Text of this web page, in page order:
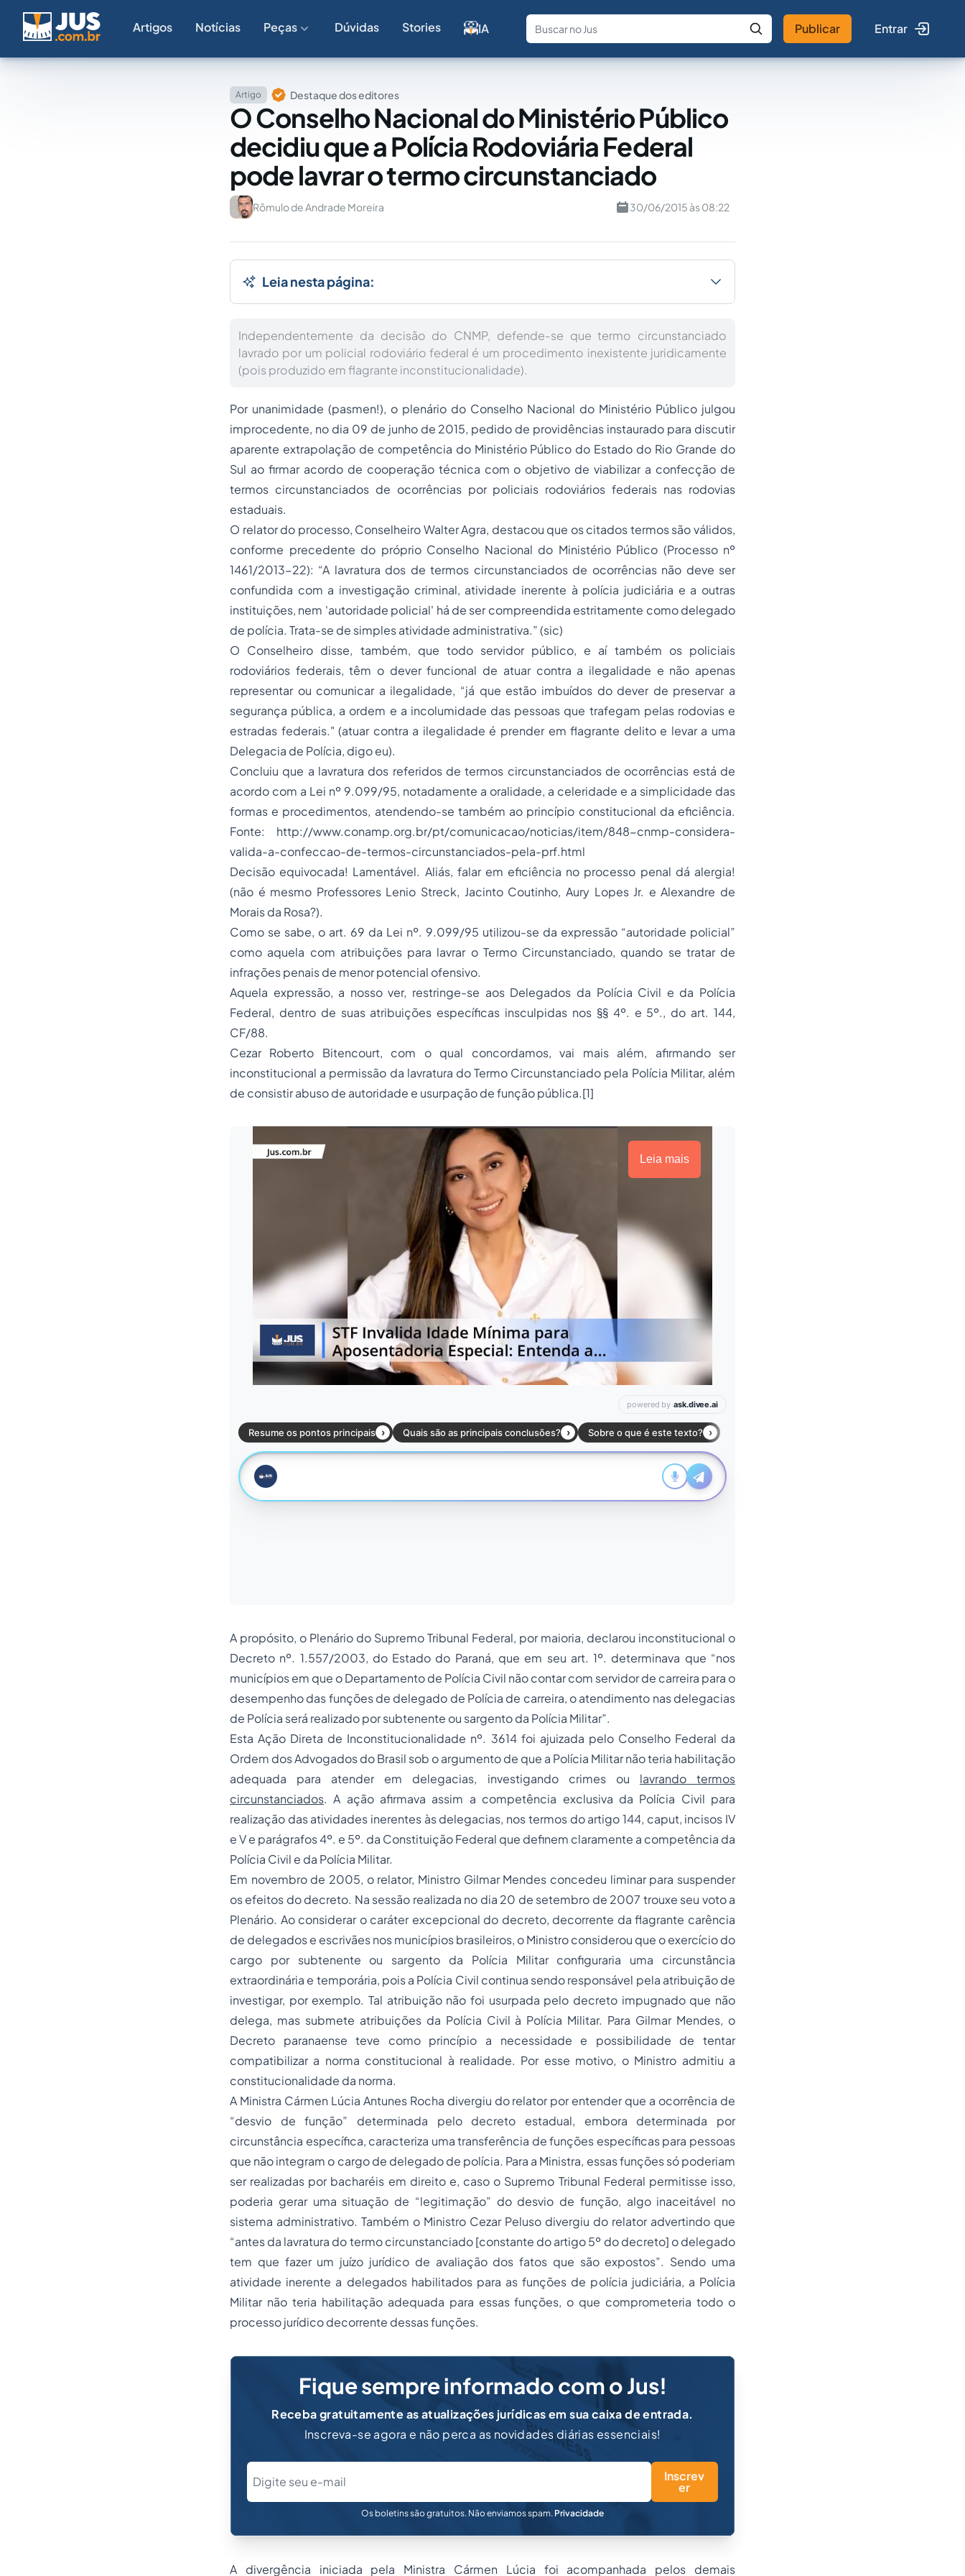
Artigos Notícias Peças Dúvidas Stories IA
Fale com a IA Buscar no Jus
Publicar Entrar
Artigo Destaque dos editores
O Conselho Nacional do Ministério Público
decidiu que a Polícia Rodoviária Federal
pode lavrar o termo circunstanciado
Rômulo de Andrade Moreira 30/06/2015 às 08:22
Leia nesta página:
Independentemente da decisão do CNMP, defende-se que termo circunstanciado
lavrado por um policial rodoviário federal é um procedimento inexistente juridicamente
(pois produzido em flagrante inconstitucionalidade).
Por unanimidade (pasmen!), o plenário do Conselho Nacional do Ministério Público julgou
improcedente, no dia 09 de junho de 2015, pedido de providências instaurado para discutir
aparente extrapolação de competência do Ministério Público do Estado do Rio Grande do
Sul ao firmar acordo de cooperação técnica com o objetivo de viabilizar a confecção de
termos circunstanciados de ocorrências por policiais rodoviários federais nas rodovias
estaduais.
O relator do processo, Conselheiro Walter Agra, destacou que os citados termos são válidos,
conforme precedente do próprio Conselho Nacional do Ministério Público (Processo nº
1461/2013-22): “A lavratura dos de termos circunstanciados de ocorrências não deve ser
confundida com a investigação criminal, atividade inerente à polícia judiciária e a outras
instituições, nem 'autoridade policial' há de ser compreendida estritamente como delegado
de polícia. Trata-se de simples atividade administrativa.” (sic)
O Conselheiro disse, também, que todo servidor público, e aí também os policiais
rodoviários federais, têm o dever funcional de atuar contra a ilegalidade e não apenas
representar ou comunicar a ilegalidade, “já que estão imbuídos do dever de preservar a
segurança pública, a ordem e a incolumidade das pessoas que trafegam pelas rodovias e
estradas federais." (atuar contra a ilegalidade é prender em flagrante delito e levar a uma
Delegacia de Polícia, digo eu).
Concluiu que a lavratura dos referidos de termos circunstanciados de ocorrências está de
acordo com a Lei nº 9.099/95, notadamente a oralidade, a celeridade e a simplicidade das
formas e procedimentos, atendendo-se também ao princípio constitucional da eficiência.
Fonte: http://www.conamp.org.br/pt/comunicacao/noticias/item/848-cnmp-considera-
valida-a-confeccao-de-termos-circunstanciados-pela-prf.html
Decisão equivocada! Lamentável. Aliás, falar em eficiência no processo penal dá alergia!
(não é mesmo Professores Lenio Streck, Jacinto Coutinho, Aury Lopes Jr. e Alexandre de
Morais da Rosa?).
Como se sabe, o art. 69 da Lei nº. 9.099/95 utilizou-se da expressão “autoridade policial”
como aquela com atribuições para lavrar o Termo Circunstanciado, quando se tratar de
infrações penais de menor potencial ofensivo.
Aquela expressão, a nosso ver, restringe-se aos Delegados da Polícia Civil e da Polícia
Federal, dentro de suas atribuições específicas insculpidas nos §§ 4º. e 5º., do art. 144,
CF/88.
Cezar Roberto Bitencourt, com o qual concordamos, vai mais além, afirmando ser
inconstitucional a permissão da lavratura doTermo Circunstanciado pela Polícia Militar, além
de consistirabuso de autoridade e usurpação de função pública.[1]
Leia mais
A propósito, o Plenário do Supremo Tribunal Federal, por maioria, declarou inconstitucional o
Decreto nº. 1.557/2003, do Estado do Paraná, que em seu art. 1º. determinava que “nos
municípios em que o Departamento de Polícia Civil não contar com servidor de carreira para o
desempenho das funções de delegado de Polícia de carreira, o atendimento nas delegacias
de Polícia será realizado por subtenente ou sargento da Polícia Militar”.
Esta Ação Direta de Inconstitucionalidade nº. 3614 foi ajuizada pelo Conselho Federal da
Ordem dos Advogados do Brasil sob o argumento de que a Polícia Militar não teria habilitação
adequada para atender em delegacias, investigando crimes ou lavrando termos
circunstanciados. A ação afirmava assim a competência exclusiva da Polícia Civil para
realização das atividades inerentes às delegacias, nos termos do artigo 144, caput, incisos IV
e V e parágrafos 4º. e 5º. da Constituição Federal que definem claramente a competência da
Polícia Civil e da Polícia Militar.
Em novembro de 2005, o relator, Ministro Gilmar Mendes concedeu liminar para suspender
os efeitos do decreto. Na sessão realizada no dia 20 de setembro de 2007 trouxe seu voto a
Plenário. Ao considerar o caráter excepcional do decreto, decorrente da flagrante carência
de delegados e escrivães nos municípios brasileiros, o Ministro considerou que o exercício do
cargo por subtenente ou sargento da Polícia Militar configuraria uma circunstância
extraordinária e temporária, pois a Polícia Civil continua sendo responsável pela atribuição de
investigar, por exemplo. Tal atribuição não foi usurpada pelo decreto impugnado que não
delega, mas submete atribuições da Polícia Civil à Polícia Militar. Para Gilmar Mendes, o
Decreto paranaense teve como princípio a necessidade e possibilidade de tentar
compatibilizar a norma constitucional à realidade. Por esse motivo, o Ministro admitiu a
constitucionalidade da norma.
A Ministra Cármen Lúcia Antunes Rocha divergiu do relator por entender que a ocorrência de
“desvio de função” determinada pelo decreto estadual, embora determinada por
circunstância específica, caracteriza uma transferência de funções específicas para pessoas
que não integram o cargo de delegado de polícia. Para a Ministra, essas funções só poderiam
ser realizadas por bacharéis em direito e, caso o Supremo Tribunal Federal permitisse isso,
poderia gerar uma situação de “legitimação” do desvio de função, algo inaceitável no
sistema administrativo. Também o Ministro Cezar Peluso divergiu do relator advertindo que
“antes da lavratura do termo circunstanciado [constante do artigo 5º do decreto] o delegado
tem que fazer um juízo jurídico de avaliação dos fatos que são expostos”. Sendo uma
atividade inerente a delegados habilitados para as funções de polícia judiciária, a Polícia
Militar não teria habilitação adequada para essas funções, o que comprometeria todo o
processo jurídico decorrente dessas funções.
Fique sempre informado com o Jus!
Receba gratuitamente as atualizações jurídicas em sua caixa de entrada.
Inscreva-se agora e não perca as novidades diárias essenciais!
Inscrev
er
Os boletins são gratuitos. Não enviamos spam. Privacidade
A divergência iniciada pela Ministra Cármen Lúcia foi acompanhada pelos demais